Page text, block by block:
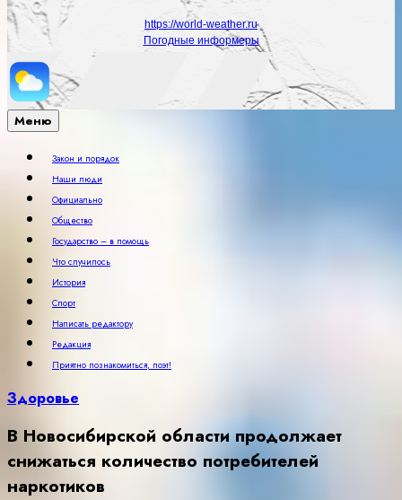
https://world-weather.ru
Погодные информеры
Меню
Закон и порядок
Наши люди
Официально
Общество
Государство – в помощь
Что случилось
История
Спорт
Написать редактору
Редакция
Приятно познакомиться, поэт!
Здоровье
В Новосибирской области продолжает
снижаться количество потребителей
наркотиков